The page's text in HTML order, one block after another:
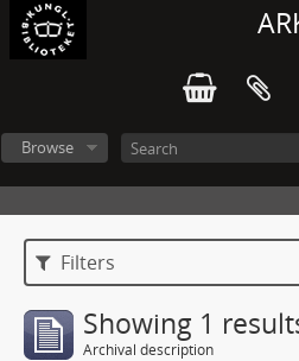
Browse
Filters
Showing 1
Archival description